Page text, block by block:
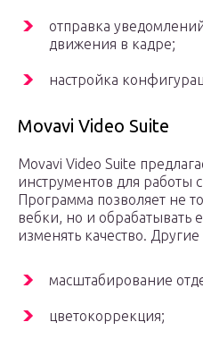
отправка
движения в кадре;
настройка
Movavi Video Suite
Movavi Video Suite
инструментов для работы
Программа позволяет не
вебки, но и обрабатывать
изменять качество.
масштабирование
цветокоррекция;